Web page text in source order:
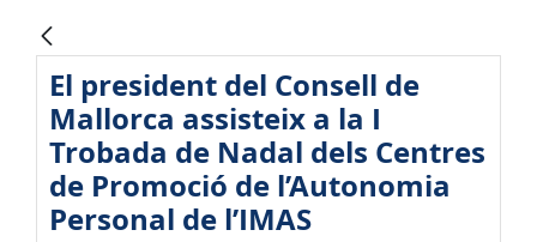
El president del Consell de
Mallorca assisteix a la I
Trobada de Nadal dels Centres
de Promoció de l’Autonomia
Personal de l’IMAS